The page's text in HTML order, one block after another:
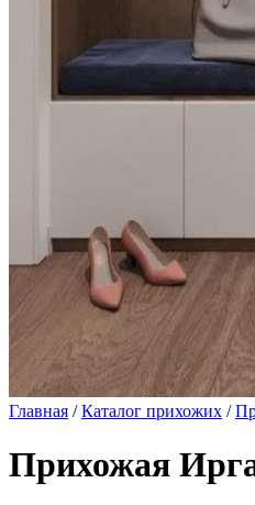
Главная /Каталог прихожих /
Прихожая